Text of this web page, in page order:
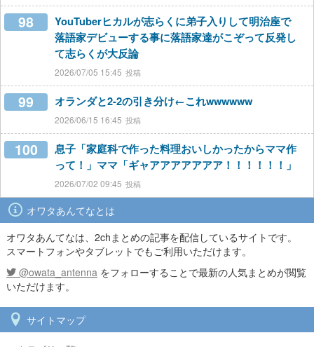
98
YouTuberヒカルが志らくに弟子入りして明治座で
落語家デビューする事に落語家達がこぞって反発し
て志らくが大反論
2026/07/05 15:45
99 オランダと2-2の引き分け←これwwwwww
2026/06/15 16:45
100
息子「家庭科で作った料理おいしかったからママ作
って！」ママ「ギャアアアアアアア！！！！！！」
2026/07/02 09:45
オワタあんてなとは
オワタあんてなは、2chまとめの記事を配信しているサイトです。
スマートフォンやタブレットでもご利用いただけます。
@owata_antenna をフォローすることで最新の人気まとめが閲覧
いただけます。
サイトマップ